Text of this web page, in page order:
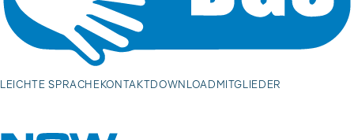
LEICHTE SPRACHEKONTAKTDOWNLOADMITGLIEDER